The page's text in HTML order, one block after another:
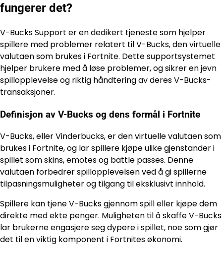
fungerer det?
V-Bucks Support er en dedikert tjeneste som hjelper
spillere med problemer relatert til V-Bucks, den virtuelle
valutaen som brukes i Fortnite. Dette supportsystemet
hjelper brukere med å løse problemer, og sikrer en jevn
spillopplevelse og riktig håndtering av deres V-Bucks-
transaksjoner.
Definisjon av V-Bucks og dens formål i Fortnite
V-Bucks, eller Vinderbucks, er den virtuelle valutaen som
brukes i Fortnite, og lar spillere kjøpe ulike gjenstander i
spillet som skins, emotes og battle passes. Denne
valutaen forbedrer spillopplevelsen ved å gi spillerne
tilpasningsmuligheter og tilgang til eksklusivt innhold.
Spillere kan tjene V-Bucks gjennom spill eller kjøpe dem
direkte med ekte penger. Muligheten til å skaffe V-Bucks
lar brukerne engasjere seg dypere i spillet, noe som gjør
det til en viktig komponent i Fortnites økonomi.